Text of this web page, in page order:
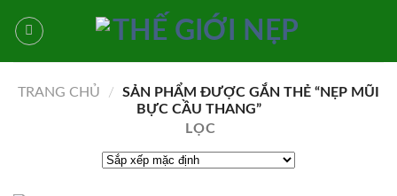
qua
TRANG CHỦ
/
SẢN PHẨM ĐƯỢC GẮN THẺ “NẸP MŨI
BỰC CẦU THANG”
LỌC